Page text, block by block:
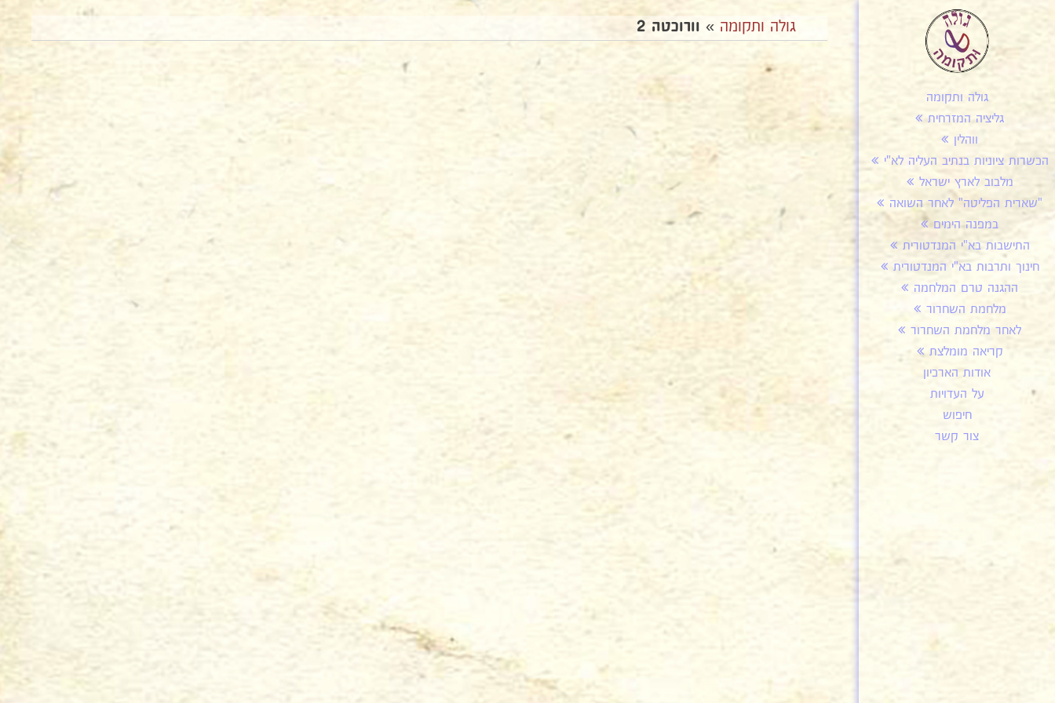
גולה ותקומה
גליציה המזרחית
ווהלין
הכשרות ציוניות בנתיב העליה לא"י
מלבוב לארץ ישראל
"שארית הפליטה" לאחר השואה
במפנה הימים
התישבות בא"י המנדטורית
חינוך ותרבות בא"י המנדטורית
ההגנה טרם המלחמה
מלחמת השחרור
לאחר מלחמת השחרור
קריאה מומלצת
אודות הארכיון
על העדויות
חיפוש
צור קשר
גולה ותקומה » וורוכטה 2